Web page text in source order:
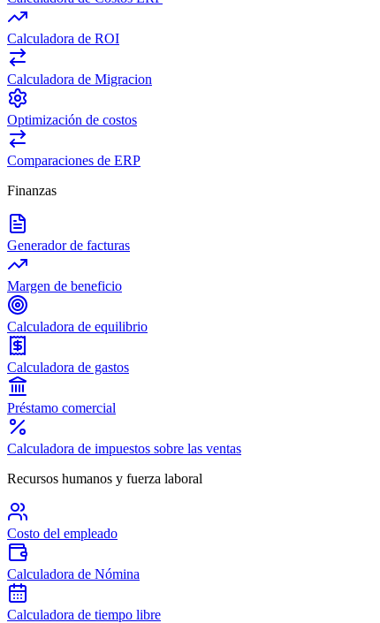
Calculadora de ROI
Calculadora de Migracion
Optimización de costos
Comparaciones de ERP
Finanzas
Generador de facturas
Margen de beneficio
Calculadora de equilibrio
Calculadora de gastos
Préstamo comercial
Calculadora de impuestos sobre las ventas
Recursos humanos y fuerza laboral
Costo del empleado
Calculadora de Nómina
Calculadora de tiempo libre